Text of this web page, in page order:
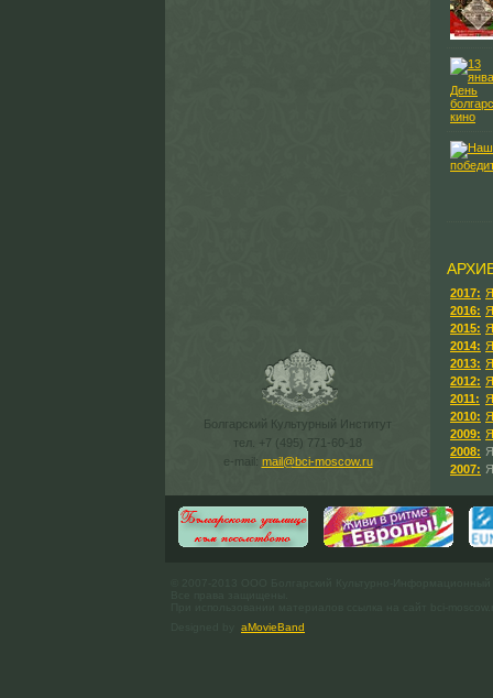
Болгарский Культурный Институт
тел. +7 (495) 771-60-18
e-mail: mail@bci-moscow.ru
2017:
2016:
2015:
2014:
2013:
2012:
2011:
2010:
2009:
2008:
2007:
aMovieBand